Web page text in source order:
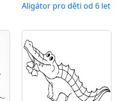
Aligátor pro děti od 6 let